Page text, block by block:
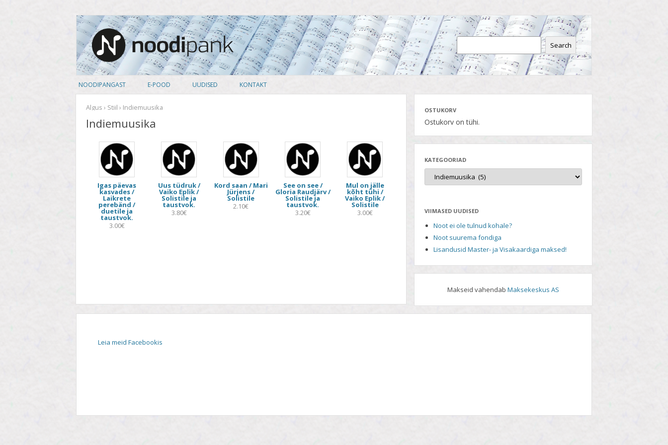
Noodipank
noodipank.ee
Search
content
NOODIPANGAST
TUTVUSTUS
KASUTAJA LEPING
KUIDAS NOOTI OSTA
PRIVAATSUSPOLIITIKA
E-POOD
PEALKIRJAD
AUTORID
ARTISTID
ANSAMBLID
ALBUM
KOOSSEIS
UUDISED KONTAKT
Algus › Stiil › Indiemuusika
Indiemuusika
Igas päevas
kasvades /
Laikrete
perebänd /
duetile ja
taustvok.
3.00€
Uus tüdruk /
Vaiko Eplik /
Solistile ja
taustvok.
3.80€
Kord saan / Mari
Jürjens /
Solistile
2.10€
See on see /
Gloria Raudjärv /
Solistile ja
taustvok.
3.20€
Mul on jälle
kõht tühi /
Vaiko Eplik /
Solistile
3.00€
OSTUKORV
Ostukorv on tühi.
KATEGOORIAD
VIIMASED UUDISED
Noot ei ole tulnud kohale?
Noot suurema fondiga
Lisandusid Master- ja Visakaardiga maksed!
Makseid vahendabMaksekeskus AS
Leia meid Facebookis